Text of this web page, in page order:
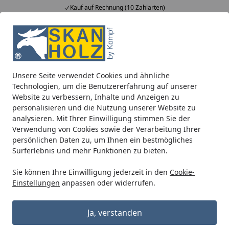
Unsere Seite verwendet Cookies und ähnliche
Technologien, um die Benutzererfahrung auf unserer
Website zu verbessern, Inhalte und Anzeigen zu
personalisieren und die Nutzung unserer Website zu
analysieren. Mit Ihrer Einwilligung stimmen Sie der
Verwendung von Cookies sowie der Verarbeitung Ihrer
persönlichen Daten zu, um Ihnen ein bestmögliches
Surferlebnis und mehr Funktionen zu bieten.
Sie können Ihre Einwilligung jederzeit in den Cookie-
Einstellungen anpassen oder widerrufen.
Ja, verstanden
Kauf auf Rechnung (10 Zahlarten)
Alle Produkte
Mein Konto
Suchen
Startseite
EPDM Folienset Nr. 53 - 396 x 800 cm
EPDM Folienset Nr. 53 - 396 x 800 cm